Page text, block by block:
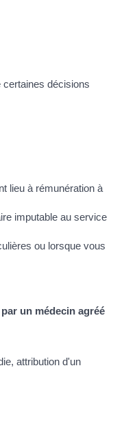
certaines décisions
lieu à rémunération à
imputable au service
ou lorsque vous
un médecin agréé
attribution d'un